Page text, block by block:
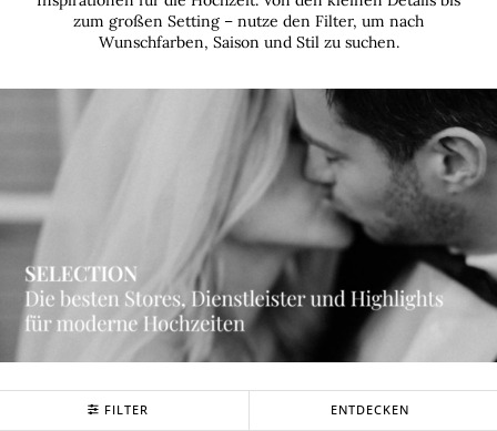
zum großen Setting – nutze den Filter, um nach
Wunschfarben, Saison und Stil zu suchen.
FILTER ENTDECKEN